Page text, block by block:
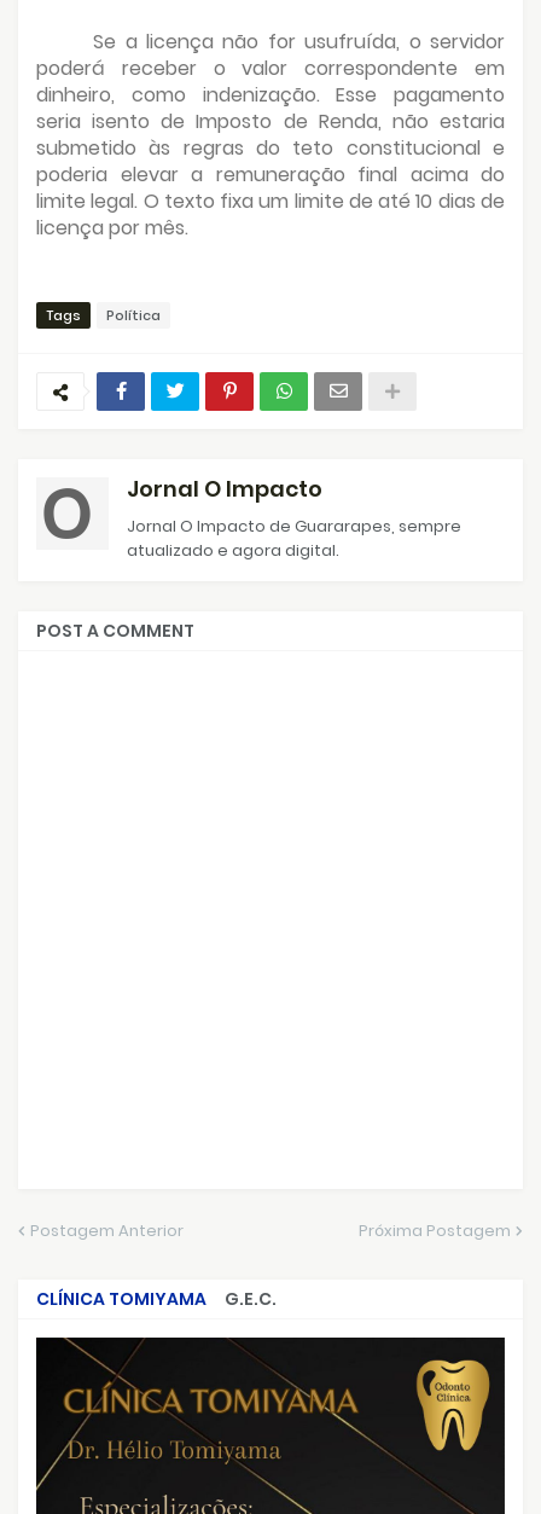
Se a licença não for usufruída, o servidor
poderá receber o valor correspondente em
dinheiro, como indenização. Esse pagamento
seria isento de Imposto de Renda, não estaria
submetido às regras do teto constitucional e
poderia elevar a remuneração final acima do
limite legal. O texto fixa um limite de até 10 dias de
licença por mês.
Tags Política
Jornal O Impacto
Jornal O Impacto de Guararapes, sempre
atualizado e agora digital.
POST A COMMENT
Postagem Anterior Próxima Postagem
CLÍNICA TOMIYAMA
G.E.C.
CRIMES QUE ABALARAM O BRASIL